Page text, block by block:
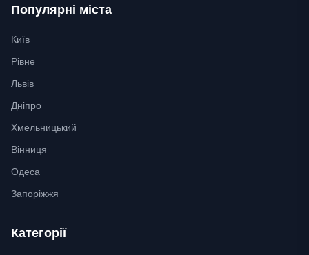
Популярні міста
Київ
Рівне
Львів
Дніпро
Хмельницький
Вінниця
Одеса
Запоріжжя
Категорії